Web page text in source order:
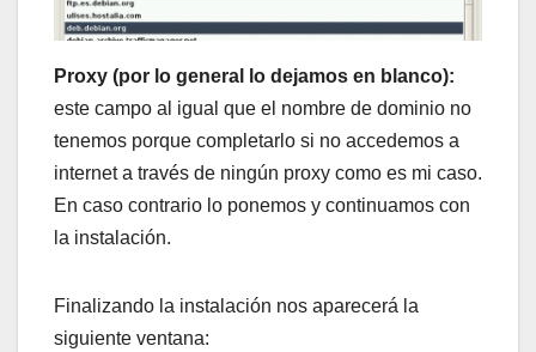
Proxy (por lo general lo dejamos en blanco):
este campo al igual que el nombre de dominio no
tenemos porque completarlo si no accedemos a
internet a través de ningún proxy como es mi caso.
En caso contrario lo ponemos y continuamos con
la instalación.
Finalizando la instalación nos aparecerá la
siguiente ventana: